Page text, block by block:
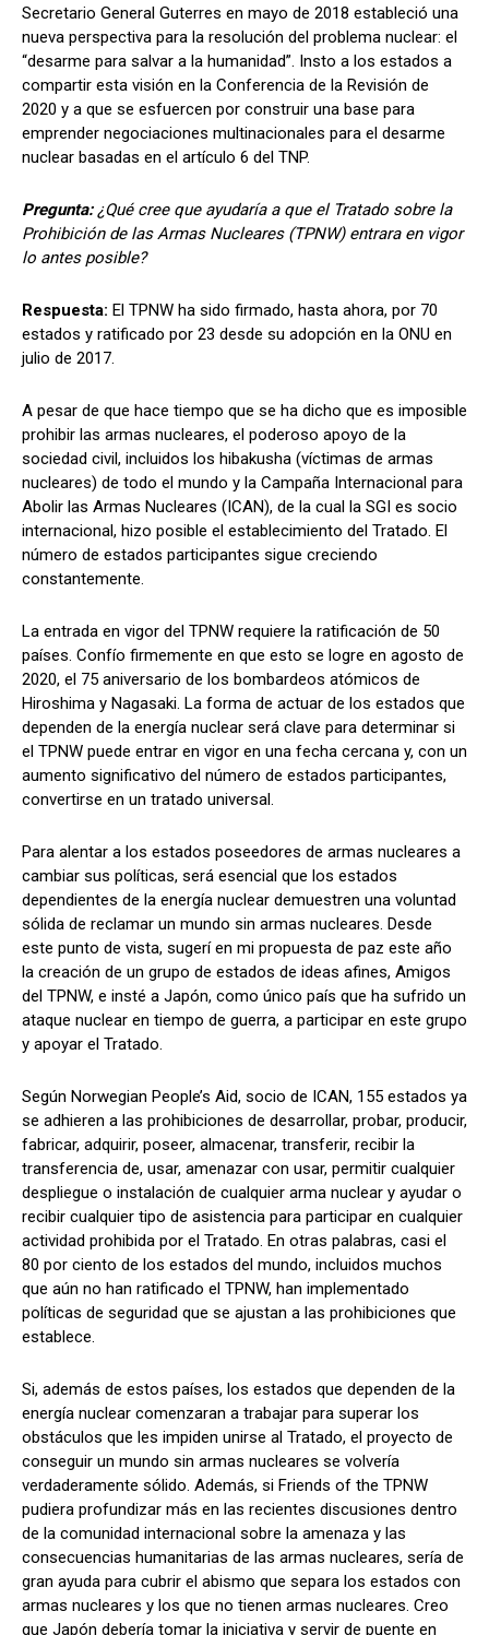
Secretario General Guterres en mayo de 2018 estableció una
nueva perspectiva para la resolución del problema nuclear: el
“desarme para salvar a la humanidad”. Insto a los estados a
compartir esta visión en la Conferencia de la Revisión de
2020 y a que se esfuercen por construir una base para
emprender negociaciones multinacionales para el desarme
nuclear basadas en el artículo 6 del TNP.
Pregunta: ¿Qué cree que ayudaría a que el Tratado sobre la
Prohibición de las Armas Nucleares (TPNW) entrara en vigor
lo antes posible?
Respuesta: El TPNW ha sido firmado, hasta ahora, por 70
estados y ratificado por 23 desde su adopción en la ONU en
julio de 2017.
A pesar de que hace tiempo que se ha dicho que es imposible
prohibir las armas nucleares, el poderoso apoyo de la
sociedad civil, incluidos los hibakusha (víctimas de armas
nucleares) de todo el mundo y la Campaña Internacional para
Abolir las Armas Nucleares (ICAN), de la cual la SGI es socio
internacional, hizo posible el establecimiento del Tratado. El
número de estados participantes sigue creciendo
constantemente.
La entrada en vigor del TPNW requiere la ratificación de 50
países. Confío firmemente en que esto se logre en agosto de
2020, el 75 aniversario de los bombardeos atómicos de
Hiroshima y Nagasaki. La forma de actuar de los estados que
dependen de la energía nuclear será clave para determinar si
el TPNW puede entrar en vigor en una fecha cercana y, con un
aumento significativo del número de estados participantes,
convertirse en un tratado universal.
Para alentar a los estados poseedores de armas nucleares a
cambiar sus políticas, será esencial que los estados
dependientes de la energía nuclear demuestren una voluntad
sólida de reclamar un mundo sin armas nucleares. Desde
este punto de vista, sugerí en mi propuesta de paz este año
la creación de un grupo de estados de ideas afines, Amigos
del TPNW, e insté a Japón, como único país que ha sufrido un
ataque nuclear en tiempo de guerra, a participar en este grupo
y apoyar el Tratado.
Según Norwegian People’s Aid, socio de ICAN, 155 estados ya
se adhieren a las prohibiciones de desarrollar, probar, producir,
fabricar, adquirir, poseer, almacenar, transferir, recibir la
transferencia de, usar, amenazar con usar, permitir cualquier
despliegue o instalación de cualquier arma nuclear y ayudar o
recibir cualquier tipo de asistencia para participar en cualquier
actividad prohibida por el Tratado. En otras palabras, casi el
80 por ciento de los estados del mundo, incluidos muchos
que aún no han ratificado el TPNW, han implementado
políticas de seguridad que se ajustan a las prohibiciones que
establece.
Si, además de estos países, los estados que dependen de la
energía nuclear comenzaran a trabajar para superar los
obstáculos que les impiden unirse al Tratado, el proyecto de
conseguir un mundo sin armas nucleares se volvería
verdaderamente sólido. Además, si Friends of the TPNW
pudiera profundizar más en las recientes discusiones dentro
de la comunidad internacional sobre la amenaza y las
consecuencias humanitarias de las armas nucleares, sería de
gran ayuda para cubrir el abismo que separa los estados con
armas nucleares y los que no tienen armas nucleares. Creo
que Japón debería tomar la iniciativa y servir de puente en